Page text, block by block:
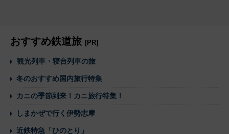
おすすめ鉄道旅 [PR]
観光列車・寝台列車の旅
冬のおすすめ国内旅行特集
カニの季節到来！カニ旅行特集！
しまかぜで行く伊勢志摩
近鉄特急「ひのとり」